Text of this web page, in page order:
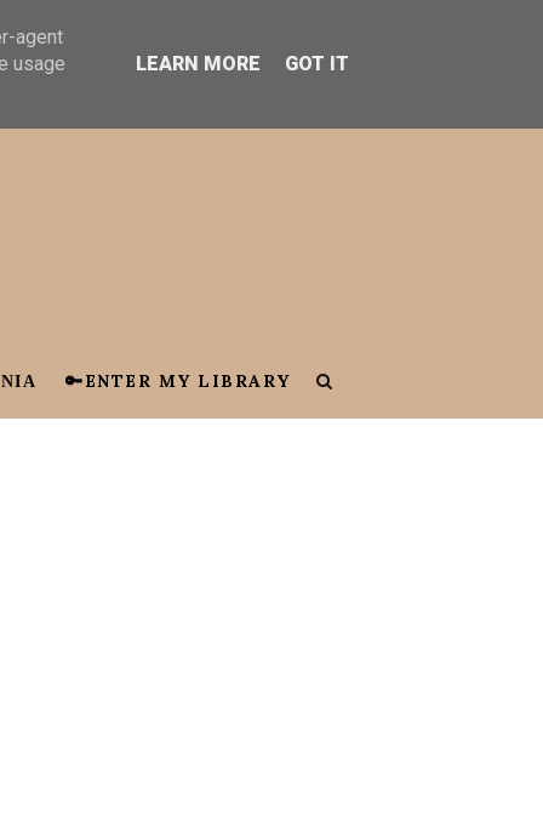
🔑ENTER MY LIBRARY
agent
usage
LEARN MORE GOT IT